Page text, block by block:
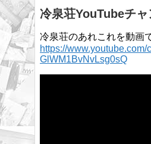
冷泉荘YouTubeチャ
冷泉荘のあれこれを動画
https://
GlWM1BvNvLsg0sQ